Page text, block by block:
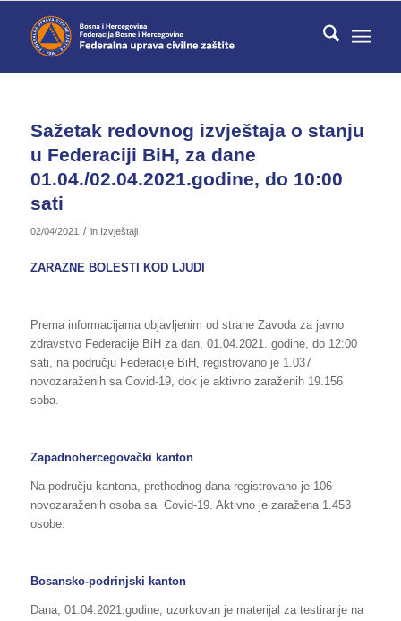
Sažetak redovnog izvještaja o stanju
u Federaciji BiH, za dane
01.04./02.04.2021.godine, do 10:00
sati
02/04/2021 / in Izvještaji
ZARAZNE BOLESTI KOD LJUDI
Prema informacijama objavljenim od strane Zavoda za javno
zdravstvo Federacije BiH za dan, 01.04.2021. godine, do 12:00
sati, na području Federacije BiH, registrovano je 1.037
novozaraženih sa Covid-19, dok je aktivno zaraženih 19.156
soba.
Zapadnohercegovački kanton
Na području kantona, prethodnog dana registrovano je 106
novozaraženih osoba sa Covid-19. Aktivno je zaražena 1.453
osobe.
Bosansko-podrinjski kanton
Dana, 01.04.2021.godine, uzorkovan je materijal za testiranje na